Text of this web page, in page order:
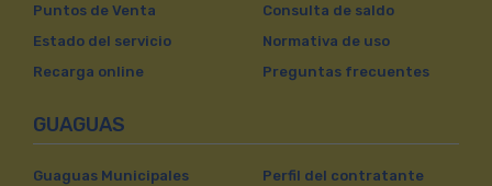
Puntos de Venta
Estado del servicio
Recarga online
Consulta de saldo
Normativa de uso
Preguntas frecuentes
GUAGUAS
Guaguas Municipales
Perfil del contratante